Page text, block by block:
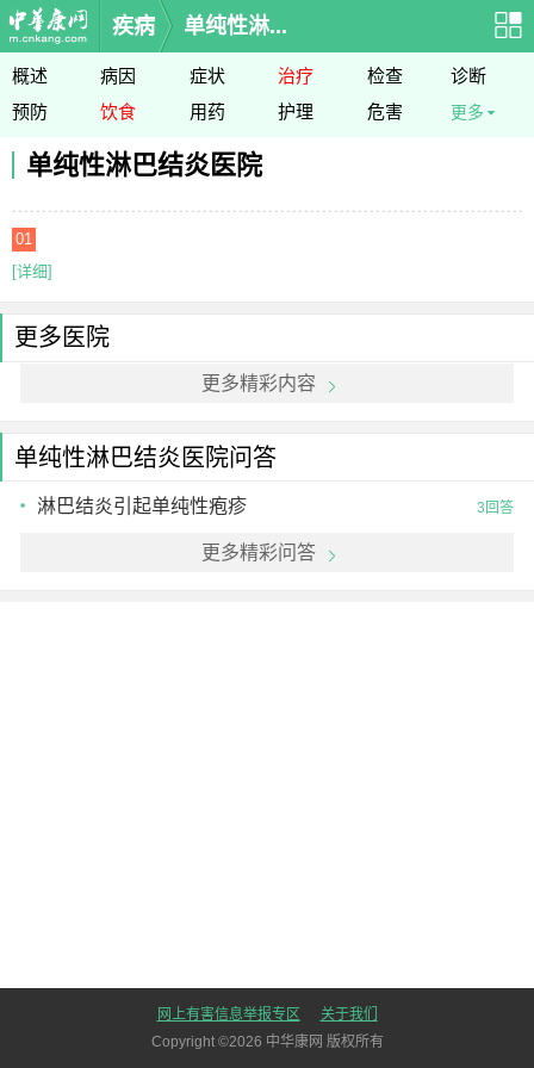
疾病 单纯性淋...
概述 病因 症状 治疗 检查
诊断
预防
饮食 用药 护理 危害 更多
单纯性淋巴结炎医院
01
[详细]
更多医院
更多精彩内容
单纯性淋巴结炎医院问答
淋巴结炎引起单纯性疱疹 3回答
更多精彩问答
网上有害信息举报专区
关于我们
Copyright ©2026 中华康网 版权所有